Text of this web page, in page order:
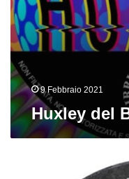
9 Febbraio 2021
Huxley del